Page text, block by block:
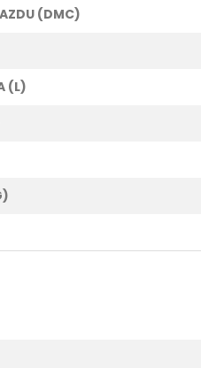
(DMC)
(L)